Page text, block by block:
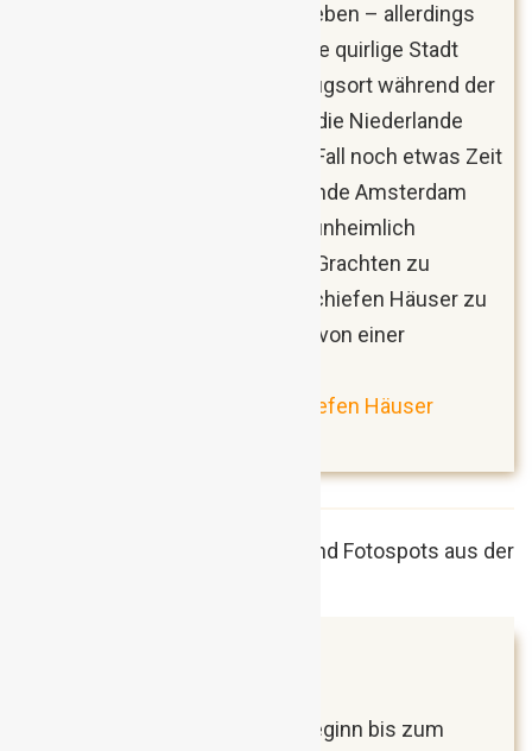
mittlerweile schon öfters im Leben – allerdings
nicht gemeinsam. Nachdem die quirlige Stadt
aber unser Ankunfts- und Abflugsort während der
einwöchigen Rundreise durch die Niederlande
war, wollten wir dort auf jeden Fall noch etwas Zeit
zu zweit verbringen. Ich empfinde Amsterdam
trotz der Touristenströme als unheimlich
romantischen Ort. Entlang der Grachten zu
spazieren und die typischen schiefen Häuser zu
bewundern, hat einfach etwas von einer
Amsterdam: Die Stadt der schiefen Häuser
Die Wachau ist von Frühlingsbeginn bis zum